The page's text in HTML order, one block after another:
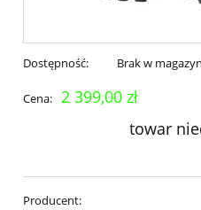
Dostępność: Brak w
Cena:
2 399,00 zł
towar
Producent: